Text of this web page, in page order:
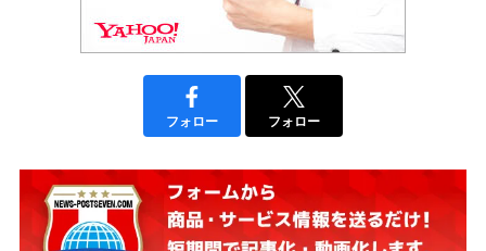
フォロー フォロー